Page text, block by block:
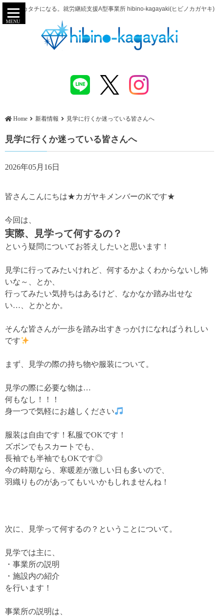
努力がカタチになる。就労継続支援A型事業所 hibino-kagayaki(ヒビノカガヤキ)
Home 新着情報 見学に行くか迷っている皆さんへ
見学に行くか迷っている皆さんへ
2026年05月16日
皆さんこんにちは★カガヤキメンバーのKです★
今回は、
実際、見学って何するの？
という疑問についてお答えしたいと思います！
見学に行ってみたいけれど、何するかよくわからないし怖
いな～、とか、
行ってみたい気持ちはあるけど、なかなか踏み出せな
い…、とかとか。
そんな皆さんが一歩を踏み出すきっかけになればうれしい
です
まず、見学の際の持ち物や服装について。
見学の際に必要な物は…
何もなし！！！
身一つで気軽にお越しください
服装は自由です！私服でOKです！
ズボンでもスカートでも、
長袖でも半袖でもOKです◎
今の時期なら、寒暖差が激しい日も多いので、
羽織りものがあってもいいかもしれませんね！
次に、見学って何するの？ということについて。
見学では主に、
・事業所の説明
・施設内の紹介
を行います！
事業所の説明は、
MENU